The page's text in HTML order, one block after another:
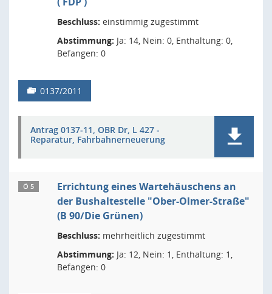
Beschluss: einstimmig zugestimmt
Abstimmung: Ja: 14, Nein: 0, Enthaltung: 0,
Befangen: 0
0137/2011
Antrag 0137-11, OBR Dr, L 427 -
Reparatur, Fahrbahnerneuerung
Ö 5
Errichtung eines Wartehäuschens an
der Bushaltestelle "Ober-Olmer-Straße"
(B 90/Die Grünen)
Beschluss: mehrheitlich zugestimmt
Abstimmung: Ja: 12, Nein: 1, Enthaltung: 1,
Befangen: 0